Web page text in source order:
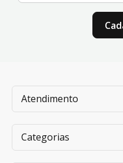
Categorias
Atendimento